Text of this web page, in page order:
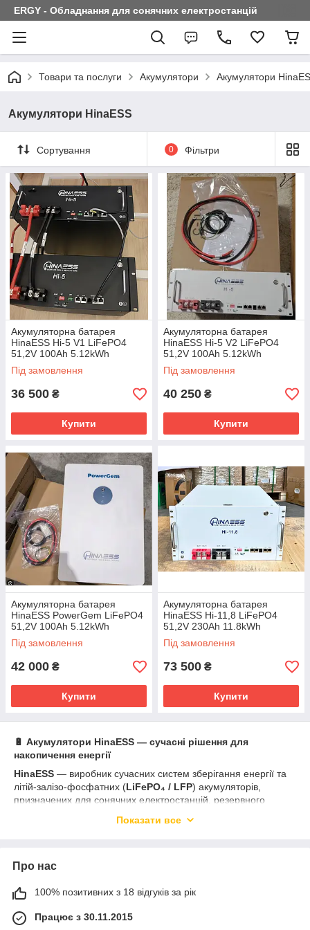
ERGY - Обладнання для сонячних електростанцій
Товари та послуги Акумулятори Акумулятори
Акумулятори HinaESS
Сортування 0 Фільтри
Акумуляторна батарея
HinaESS Hi-5 V1 LiFePO4
51,2V 100Ah 5.12kWh
Ch=100A/Disch=100A
Під замовлення
36 500 ₴
Купити
Акумуляторна батарея
HinaESS Hi-5 V2 LiFePO4
51,2V 100Ah 5.12kWh
Під замовлення
40 250 ₴
Купити
Акумуляторна батарея
HinaESS PowerGem LiFePO4
51,2V 100Ah 5.12kWh
Ch=50A/Disch=100A
Під замовлення
42 000 ₴
Купити
Акумуляторна батарея
HinaESS Hi-11,8 LiFePO4
51,2V 230Ah 11.8kWh
Під замовлення
73 500 ₴
Купити
🔋 Акумулятори HinaESS — сучасні рішення для
накопичення енергії
HinaESS — виробник сучасних систем зберігання енергії та
літій-залізо-фосфатних (LiFePO₄ / LFP) акумуляторів,
призначених для сонячних електростанцій, резервного
спеціалізується на створенні безпечних, довговічних і
Акумулятори HinaESS відрізняються використанням
стабільність, тривалий ресурс роботи та мінімальну
деградацію елементів навіть при інтенсивній експлуатації.
Більшість моделей підтримує
Показати все
Про нас
100% позитивних з 18 відгуків за рік
Працює з 30.11.2015